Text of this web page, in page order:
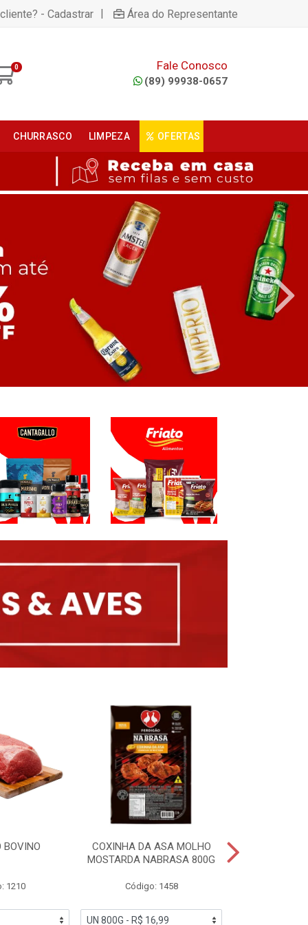
- Cadastrar | Área do Representante
0 Fale Conosco
(89) 99938-0657
CHURRASCO LIMPEZA OFERTAS
BOVINO
1210
COXINHA DA ASA MOLHO
MOSTARDA NABRASA 800G
Código: 1458